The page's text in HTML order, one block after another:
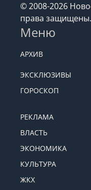
© 2008-2026
права защищены.
Меню
АРХИВ
ЭКСКЛЮЗИВЫ
ГОРОСКОП
РЕКЛАМА
ВЛАСТЬ
ЭКОНОМИКА
КУЛЬТУРА
ЖКХ